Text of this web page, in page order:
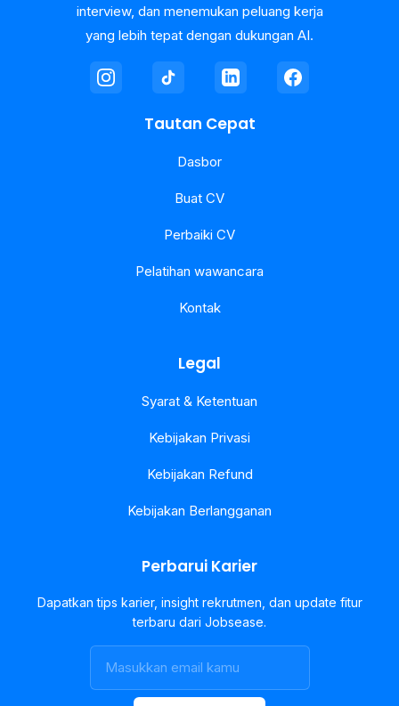
interview, dan menemukan peluang kerja
yang lebih tepat dengan dukungan AI.
Tautan Cepat
Dasbor
Buat CV
Perbaiki CV
Pelatihan wawancara
Kontak
Legal
Syarat & Ketentuan
Kebijakan Privasi
Kebijakan Refund
Kebijakan Berlangganan
Perbarui Karier
Dapatkan tips karier, insight rekrutmen, dan update fitur
terbaru dari Jobsease.